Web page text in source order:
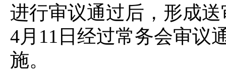
进行审议通过后，形成
4月11日经过常务会审议
施。